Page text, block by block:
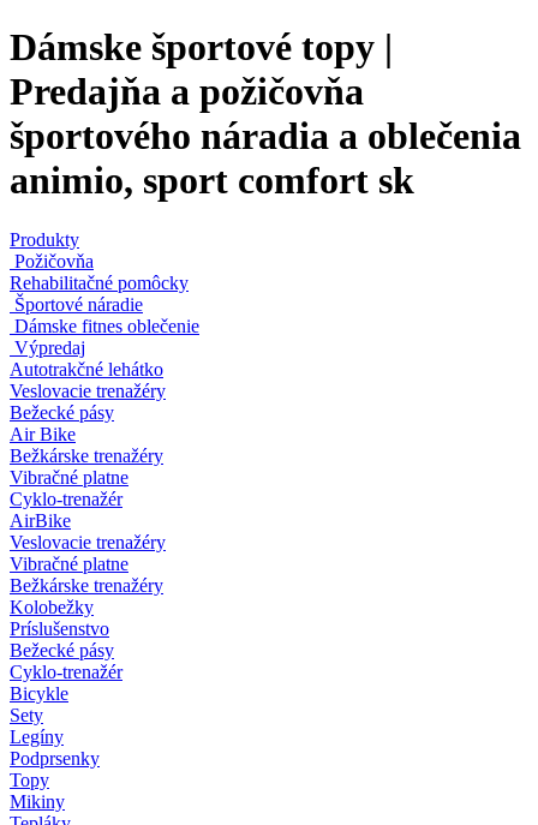
Dámske športové topy |
Predajňa a požičovňa
športového náradia a oblečenia
animio, sport comfort sk
Produkty
Požičovňa
Rehabilitačné pomôcky
Športové náradie
Dámske fitnes oblečenie
Výpredaj
Autotrakčné lehátko
Veslovacie trenažéry
Bežecké pásy
Air Bike
Bežkárske trenažéry
Vibračné platne
Cyklo-trenažér
AirBike
Veslovacie trenažéry
Vibračné platne
Bežkárske trenažéry
Kolobežky
Príslušenstvo
Bežecké pásy
Cyklo-trenažér
Bicykle
Sety
Legíny
Podprsenky
Topy
Mikiny